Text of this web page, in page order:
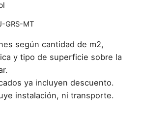
GRS-MT
según cantidad de m2,
y tipo de superficie sobre la
ya incluyen descuento.
instalación, ni transporte.